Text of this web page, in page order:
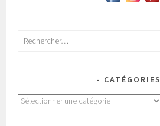
Rechercher :
CATÉGORIES
Catégories